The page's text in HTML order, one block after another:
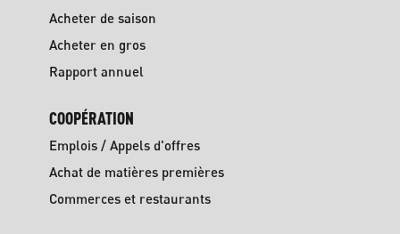
Acheter de saison
Acheter en gros
Rapport annuel
COOPÉRATION
Emplois / Appels d'offres
Achat de matières premières
Commerces et restaurants